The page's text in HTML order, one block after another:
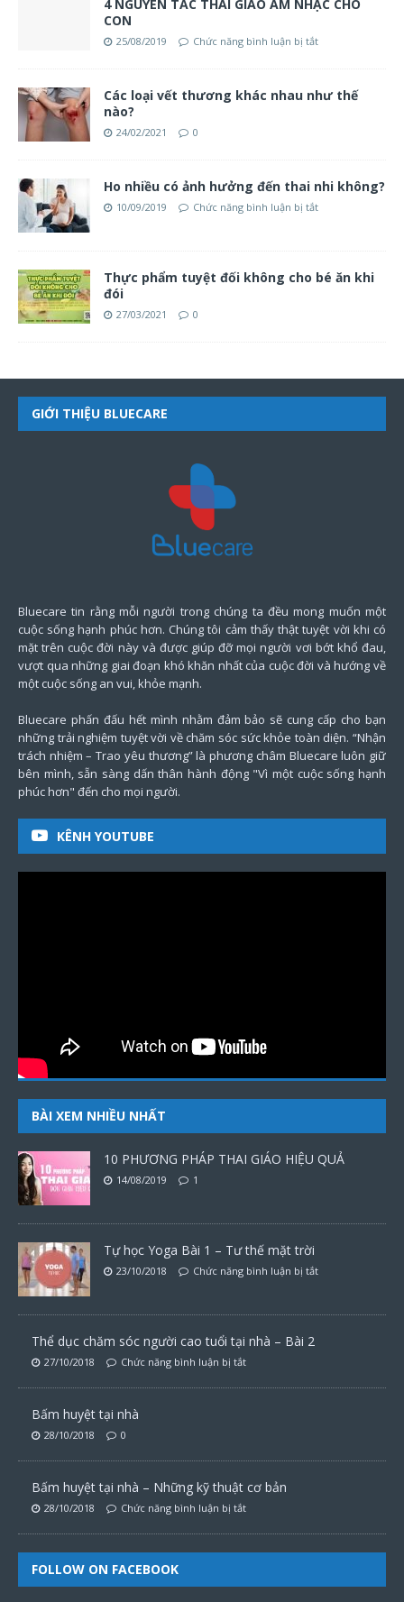
4 NGUYÊN TẮC THAI GIÁO ÂM NHẠC CHO
CON
25/08/2019 Chức năng bình luận bị tắt
Các loại vết thương khác nhau như thế
nào?
24/02/2021 0
Ho nhiều có ảnh hưởng đến thai nhi không?
10/09/2019 Chức năng bình luận bị tắt
Thực phẩm tuyệt đối không cho bé ăn khi
đói
27/03/2021 0
GIỚI THIỆU BLUECARE
Bluecare tin rằng mỗi người trong chúng ta đều mong muốn một
cuộc sống hạnh phúc hơn. Chúng tôi cảm thấy thật tuyệt vời khi có
mặt trên cuộc đời này và được giúp đỡ mọi người vơi bớt khổ đau,
vượt qua những giai đoạn khó khăn nhất của cuộc đời và hướng về
một cuộc sống an vui, khỏe mạnh.
Bluecare phấn đấu hết mình nhằm đảm bảo sẽ cung cấp cho bạn
những trải nghiệm tuyệt vời về chăm sóc sức khỏe toàn diện. “Nhận
trách nhiệm – Trao yêu thương” là phương châm Bluecare luôn giữ
bên mình, sẵn sàng dấn thân hành động "Vì một cuộc sống hạnh
phúc hơn" đến cho mọi người.
KÊNH YOUTUBE
BÀI XEM NHIỀU NHẤT
10 PHƯƠNG PHÁP THAI GIÁO HIỆU QUẢ
14/08/2019 1
Tự học Yoga Bài 1 – Tư thế mặt trời
23/10/2018 Chức năng bình luận bị tắt
Thể dục chăm sóc người cao tuổi tại nhà – Bài 2
27/10/2018 Chức năng bình luận bị tắt
Bấm huyệt tại nhà
28/10/2018 0
Bấm huyệt tại nhà – Những kỹ thuật cơ bản
28/10/2018 Chức năng bình luận bị tắt
FOLLOW ON FACEBOOK